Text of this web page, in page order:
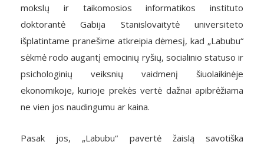
mokslų ir taikomosios informatikos instituto
doktorantė Gabija Stanislovaitytė universiteto
išplatintame pranešime atkreipia dėmesį, kad „Labubu“
sėkmė rodo augantį emocinių ryšių, socialinio statuso ir
psichologinių veiksnių vaidmenį šiuolaikinėje
ekonomikoje, kurioje prekės vertė dažnai apibrėžiama
ne vien jos naudingumu ar kaina.
Pasak jos, „Labubu“ pavertė žaislą savotiška